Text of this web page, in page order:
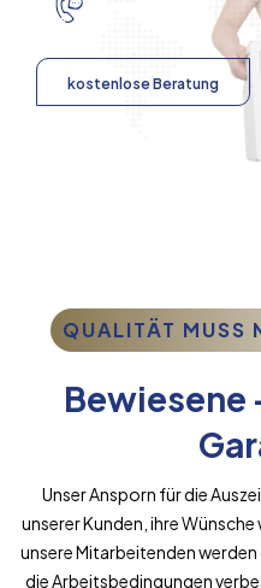
kostenlose Beratung
QUALITÄT MUSS
Bewiesene
Unser Ansporn für die
unserer Kunden, ihre
unsere Mitarbeitenden
die Arbeitsbedingungen